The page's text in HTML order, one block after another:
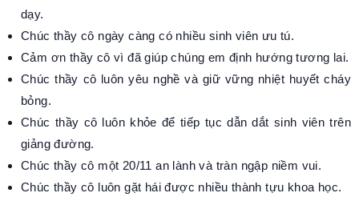
dạy.
Chúc thầy cô ngày càng có nhiều sinh viên ưu tú.
Cảm ơn thầy cô vì đã giúp chúng em định hướng tương lai.
Chúc thầy cô luôn yêu nghề và giữ vững nhiệt huyết cháy
bỏng.
Chúc thầy cô luôn khỏe để tiếp tục dẫn dắt sinh viên trên
giảng đường.
Chúc thầy cô một 20/11 an lành và tràn ngập niềm vui.
Chúc thầy cô luôn gặt hái được nhiều thành tựu khoa học.